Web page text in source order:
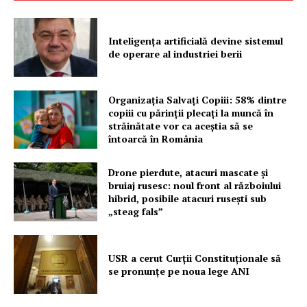
Inteligența artificială devine sistemul
de operare al industriei berii
Organizația Salvați Copiii: 58% dintre
copiii cu părinții plecați la muncă în
străinătate vor ca aceștia să se
întoarcă în România
Drone pierdute, atacuri mascate și
bruiaj rusesc: noul front al războiului
hibrid, posibile atacuri rusești sub
„steag fals”
USR a cerut Curții Constituționale să
se pronunțe pe noua lege ANI